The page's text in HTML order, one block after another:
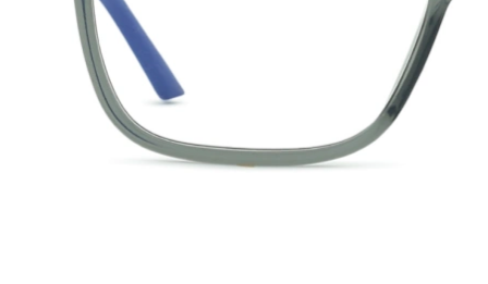
38 mm
Височина на стъклото Ширина на стъклото
Ширина
на